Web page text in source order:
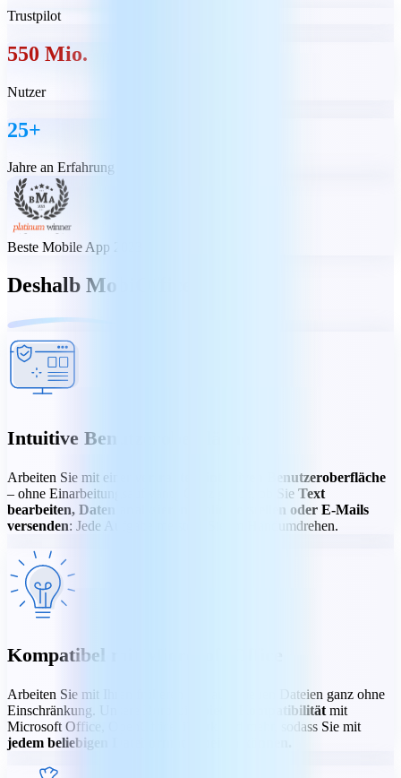
Trustpilot
550 Mio.
Nutzer
25+
Jahre an Erfahrung
Beste Mobile App 2023
Deshalb MobiOffice
Intuitive Benutzeroberfläche
Arbeiten Sie mit einer
vertrauten, intuitiven Benutzeroberfläche
– ohne Einarbeitungsaufwand. Ganz gleich, ob Sie Text
bearbeiten, Daten analysieren, Folien erstellen oder E-Mails
versenden: Jede Aufgabe meistern Sie im Handumdrehen.
Kompatibel mit Microsoft Office
Arbeiten Sie mit Ihren früheren wie auch neuen Dateien ganz ohne
Einschränkung. Unsere Bürosuite
bietet Kompatibilität mit
Microsoft Office, OpenOffice, iWork und mehr, sodass Sie mit
jedem beliebigen Dateiformat arbeiten können.